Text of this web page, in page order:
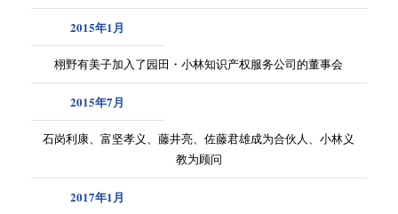
2015年1月
栩野有美子加入了园田・小林知识产权服务公司的董事会
2015年7月
石岗利康、富坚孝义、藤井亮、佐藤君雄成为合伙人、小林义
教为顾问
2017年1月